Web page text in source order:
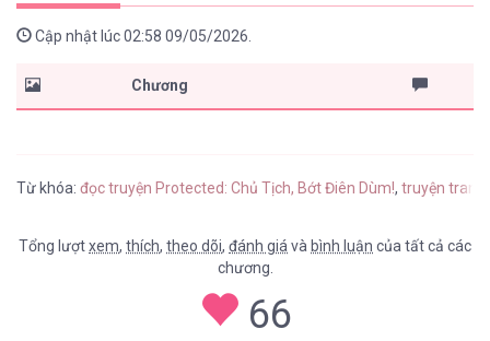
Cập nhật lúc 02:58 09/05/2026.
Chương
Từ khóa: đọc truyện Protected: Chủ Tịch, Bớt Điên Dùm!, truyện tranh
Tổng lượtxem, thích, theo dõi, đánh giá và bình luận của tất cả các
chương.
66